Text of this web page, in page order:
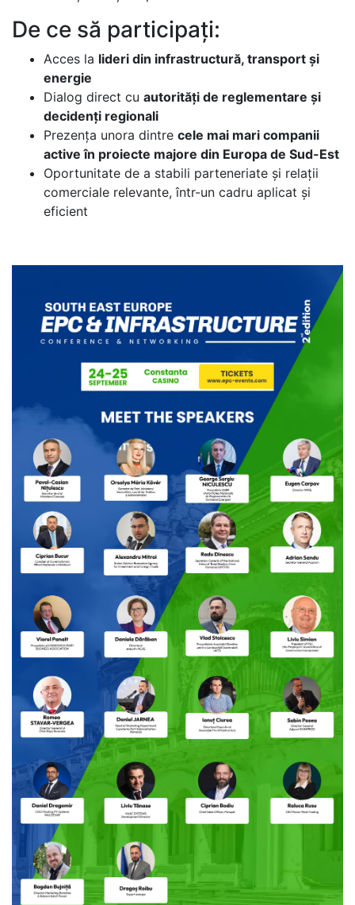
De ce să participați:
Acces la lideri din infrastructură, transport și
energie
Dialog direct cu autorități de reglementare și
decidenți regionali
Prezența unora dintre cele mai mari companii
active în proiecte majore din Europa de Sud-Est
Oportunitate de a stabili parteneriate și relații
comerciale relevante, într-un cadru aplicat și
eficient